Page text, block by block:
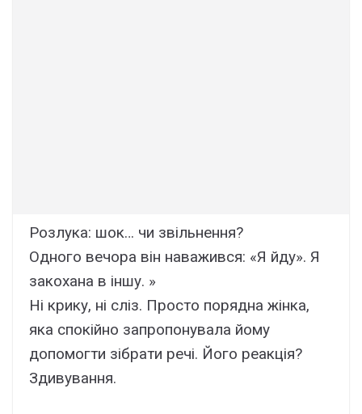
Розлука: шок… чи звільнення?
Одного вечора він наважився: «Я йду». Я
закохана в іншу. »
Ні крику, ні сліз. Просто порядна жінка,
яка спокійно запропонувала йому
допомогти зібрати речі. Його реакція?
Здивування.